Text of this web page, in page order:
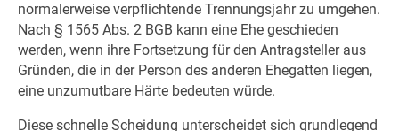
normalerweise verpflichtende Trennungsjahr zu umgehen.
Nach § 1565 Abs. 2 BGB kann eine Ehe geschieden
werden, wenn ihre Fortsetzung für den Antragsteller aus
Gründen, die in der Person des anderen Ehegatten liegen,
eine unzumutbare Härte bedeuten würde.
Diese schnelle Scheidung unterscheidet sich grundlegend